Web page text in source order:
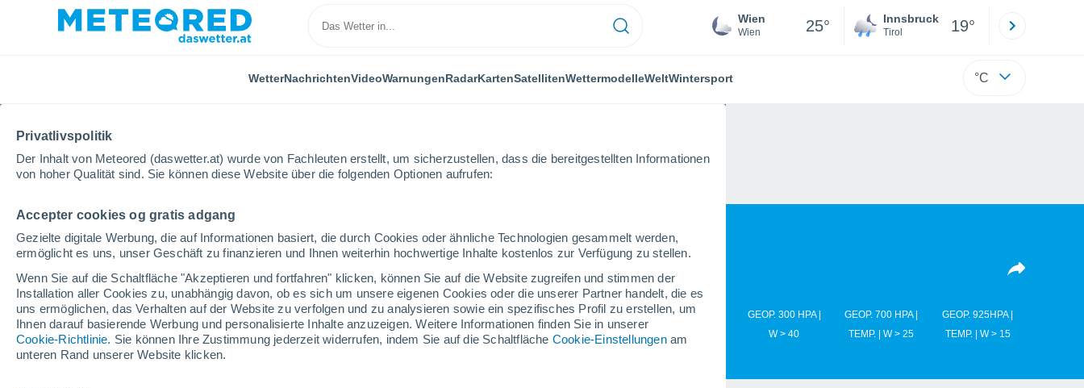
Privatlivspolitik
Der Inhalt von Meteored (daswetter.at) wurde von Fachleuten erstellt, um sicherzustellen, dass die bereitgestellten Informationen
von hoher Qualität sind. Sie können diese Website über die folgenden Optionen aufrufen:
Accepter cookies og gratis adgang
Gezielte digitale Werbung, die auf Informationen basiert, die durch Cookies oder ähnliche Technologien gesammelt werden,
ermöglicht es uns, unser Geschäft zu finanzieren und Ihnen weiterhin hochwertige Inhalte kostenlos zur Verfügung zu stellen.
Wenn Sie auf die Schaltfläche "Akzeptieren und fortfahren" klicken, können Sie auf die Website zugreifen und stimmen der
Installation aller Cookies zu, unabhängig davon, ob es sich um unsere eigenen Cookies oder die unserer Partner handelt, die es
uns ermöglichen, das Verhalten auf der Website zu verfolgen und zu analysieren sowie ein spezifisches Profil zu erstellen, um
Ihnen darauf basierende Werbung und personalisierte Inhalte anzuzeigen. Weitere Informationen finden Sie in unserer
Cookie-Richtlinie. Sie können Ihre Zustimmung jederzeit widerrufen, indem Sie auf die Schaltfläche Cookie-Einstellungenam
unteren Rand unserer Website klicken.
Wien
Wien 25° Innsbruck
Tirol 19°
WetterNachrichtenVideoWarnungenRadarKartenSatellitenWettermodelleWeltWintersport °C
Home Wettermodelle Wettermodelle Italien - ECMWF Italien
Nummerische Vorhersagemodelle
LUFT. | W > 10
| BEW. | NIED.
6H | DICHTE
NIEDERSCH.
AKKUMULIERTE
N SCHNEE
TEMPERATUR
2M
GEOP. 850 HPA |
TEMP.
GEOP. 500 HPA |
DRUCK | TEMP.
WIND 10M |
GEOP. 300 HPA |
W > 40
GEOP. 700 HPA |
TEMP. | W > 25
GEOP. 925HPA |
TEMP. | W > 15